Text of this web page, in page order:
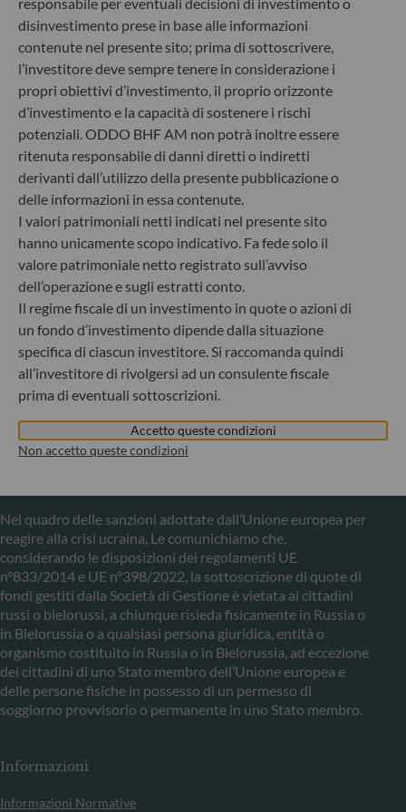
+49 (0) 211 239 24 01
Gallusanlage 8
60329 Frankfurt am Main
Germania
+49 (0) 69 920 50 0
Società di gestione del risparmio autorizzata dal
Bundesanstalt für Finanzdienstleistungsaufsicht (“BaFin”)
Registro delle imprese : HRB 11971 Tribunale distrettuale
di Düsseldorf
ODDO BHF Asset Management LUX
6, rue Gabriel Lippmann
L-5365 Munsbach
+352 45 76 76 245
Società di gestione patrimoniale approvata dalla
Commission de Surveillance du Secteur Financier (CSSF) –
Registro commerciale: B 29891
Nel quadro delle sanzioni adottate dall’Unione europea per
reagire alla crisi ucraina, Le comunichiamo che,
considerando le disposizioni dei regolamenti UE
n°833/2014 e UE n°398/2022, la sottoscrizione di quote di
fondi gestiti dalla Società di Gestione è vietata ai cittadini
russi o bielorussi, a chiunque risieda fisicamente in Russia o
in Bielorussia o a qualsiasi persona giuridica, entità o
organismo costituito in Russia o in Bielorussia, ad eccezione
dei cittadini di uno Stato membro dell’Unione europea e
delle persone fisiche in possesso di un permesso di
soggiorno provvisorio o permanente in uno Stato membro.
Informazioni
Informazioni Normative
disinvestimento prese in base alle informazioni
contenute nel presente sito; prima di sottoscrivere,
l’investitore deve sempre tenere in considerazione i
propri obiettivi d’investimento, il proprio orizzonte
d’investimento e la capacità di sostenere i rischi
potenziali. ODDO BHF AM non potrà inoltre essere
ritenuta responsabile di danni diretti o indiretti
derivanti dall’utilizzo della presente pubblicazione o
delle informazioni in essa contenute.
I valori patrimoniali netti indicati nel presente sito
hanno unicamente scopo indicativo. Fa fede solo il
valore patrimoniale netto registrato sull’avviso
dell’operazione e sugli estratti conto.
Il regime fiscale di un investimento in quote o azioni di
un fondo d’investimento dipende dalla situazione
specifica di ciascun investitore. Si raccomanda quindi
all’investitore di rivolgersi ad un consulente fiscale
prima di eventuali sottoscrizioni.
Accetto queste condizioni
Non accetto queste condizioni